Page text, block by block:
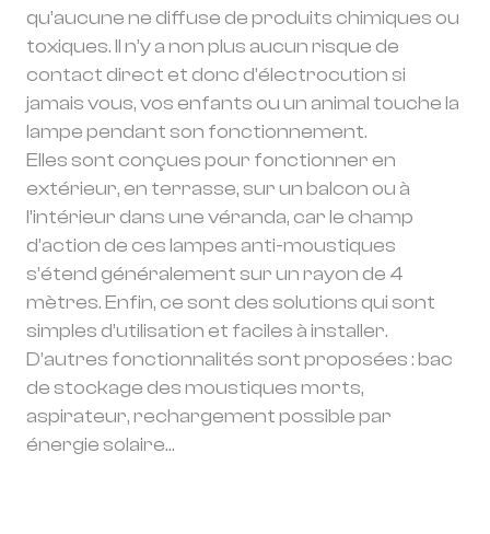
qu’aucune ne diffuse de produits chimiques ou
toxiques. Il n’y a non plus aucun risque de
contact direct et donc d’électrocution si
jamais vous, vos enfants ou un animal touche la
lampe pendant son fonctionnement.
Elles sont conçues pour fonctionner en
extérieur, en terrasse, sur un balcon ou à
l’intérieur dans une véranda, car le champ
d’action de ces lampes anti-moustiques
s’étend généralement sur un rayon de 4
mètres. Enfin, ce sont des solutions qui sont
simples d’utilisation et faciles à installer.
D’autres fonctionnalités sont proposées : bac
de stockage des moustiques morts,
aspirateur, rechargement possible par
énergie solaire…